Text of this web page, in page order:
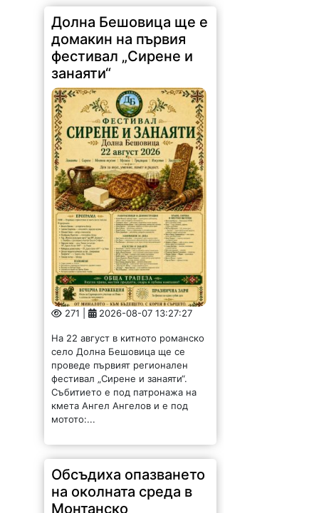
Долна Бешовица ще е
домакин на първия
фестивал „Сирене и
занаяти“
271 | 2026-08-07 13:27:27
На 22 август в китното романско
село Долна Бешовица ще се
проведе първият регионален
фестивал „Сирене и занаяти“.
Събитието е под патронажа на
кмета Ангел Ангелов и е под
мотото:...
Обсъдиха опазването
на околната среда в
Монтанско